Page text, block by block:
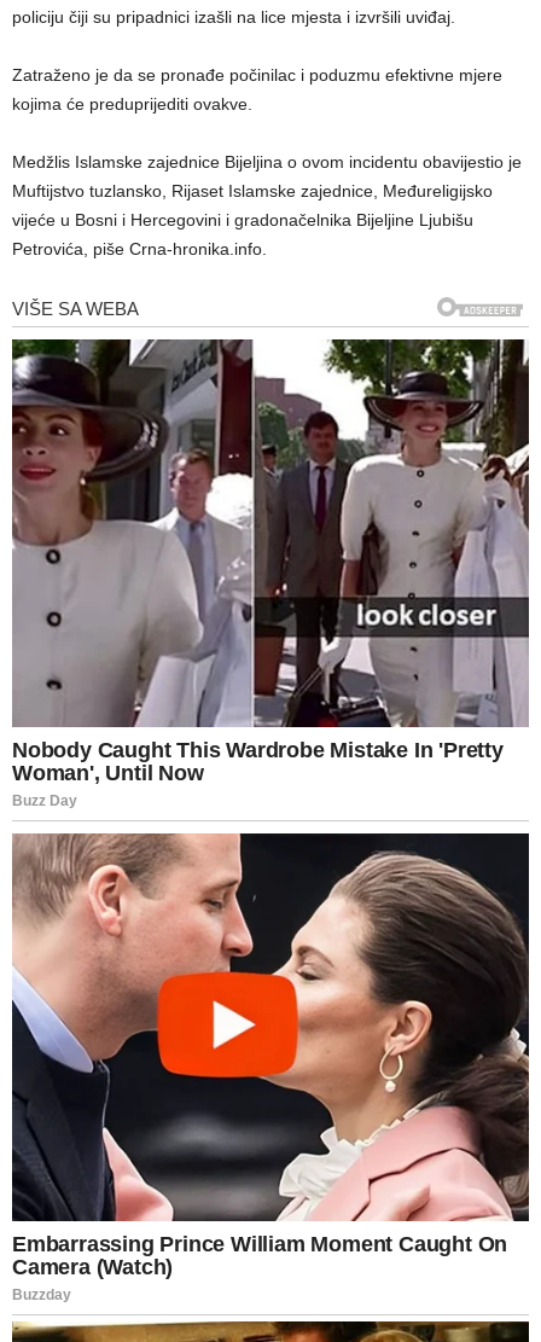
policiju čiji su pripadnici izašli na lice mjesta i izvršili uviđaj.
Zatraženo je da se pronađe počinilac i poduzmu efektivne mjere
kojima će preduprijediti ovakve.
Medžlis Islamske zajednice Bijeljina o ovom incidentu obavijestio je
Muftijstvo tuzlansko, Rijaset Islamske zajednice, Međureligijsko
vijeće u Bosni i Hercegovini i gradonačelnika Bijeljine Ljubišu
Petrovića, piše Crna-hronika.info.